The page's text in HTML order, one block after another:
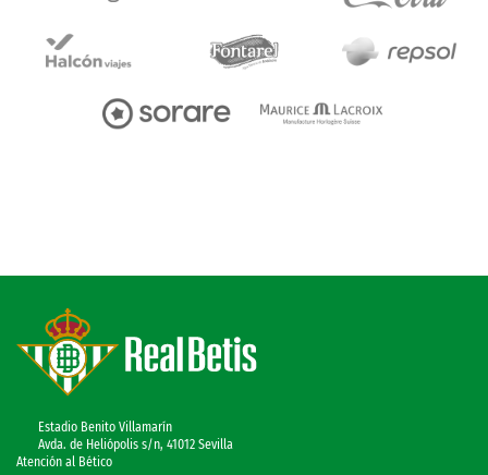
Estadio Benito Villamarín
Avda. de Heliópolis s/n, 41012 Sevilla
Atención al Bético